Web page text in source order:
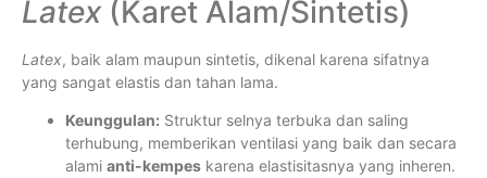
Latex (Karet Alam/Sintetis)
Latex, baik alam maupun sintetis, dikenal karena sifatnya
yang sangat elastis dan tahan lama.
Keunggulan: Struktur selnya terbuka dan saling
terhubung, memberikan ventilasi yang baik dan secara
alami anti-kempes karena elastisitasnya yang inheren.